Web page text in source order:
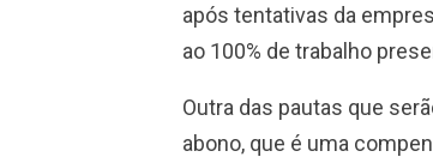
após tentativas da
ao 100% de trabalho
Outra das pautas que
abono, que é uma